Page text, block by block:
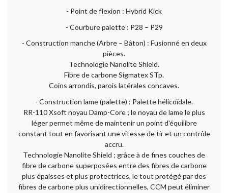
- Point de flexion : Hybrid Kick
- Courbure palette : P28 – P29
- Construction manche (Arbre – Bâton) : Fusionné en deux
pièces.
Technologie Nanolite Shield.
Fibre de carbone Sigmatex STp.
Coins arrondis, parois latérales concaves.
- Construction lame (palette) : Palette hélicoïdale.
RR-110 Xsoft noyau Damp-Core ; le noyau de lame le plus
léger permet même de maintenir un point d'équilibre
constant tout en favorisant une vitesse de tir et un contrôle
accru.
Technologie Nanolite Shield ; grâce à de fines couches de
fibre de carbone superposées entre des fibres de carbone
plus épaisses et plus protectrices, le tout protégé par des
fibres de carbone plus unidirectionnelles, CCM peut éliminer